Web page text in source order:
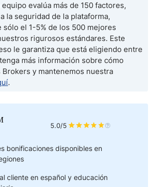
evalúa más de 150 factores,
la seguridad de la plataforma,
sólo el 1-5% de los 500 mejores
rigurosos estándares. Este
le garantiza que está eligiendo entre
más información sobre cómo
Brokers y mantenemos nuestra
.
5.0/5
bonificaciones disponibles en
cliente en español y educación